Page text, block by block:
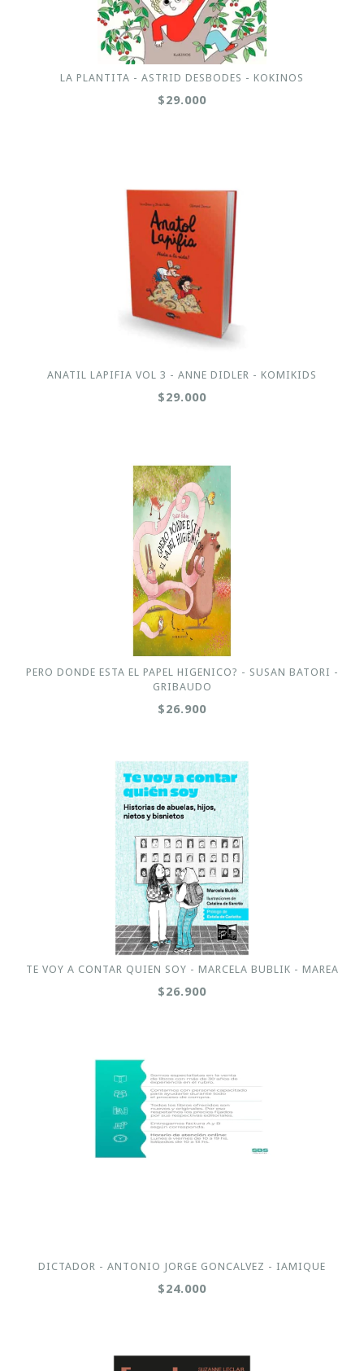
LA PLANTITA - ASTRID DESBODES - KOKINOS
$29.000
ANATIL LAPIFIA VOL 3 - ANNE DIDLER - KOMIKIDS
$29.000
PERO DONDE ESTA EL PAPEL HIGENICO? - SUSAN BATORI -
GRIBAUDO
$26.900
TE VOY A CONTAR QUIEN SOY - MARCELA BUBLIK - MAREA
$26.900
DICTADOR - ANTONIO JORGE GONCALVEZ - IAMIQUE
$24.000